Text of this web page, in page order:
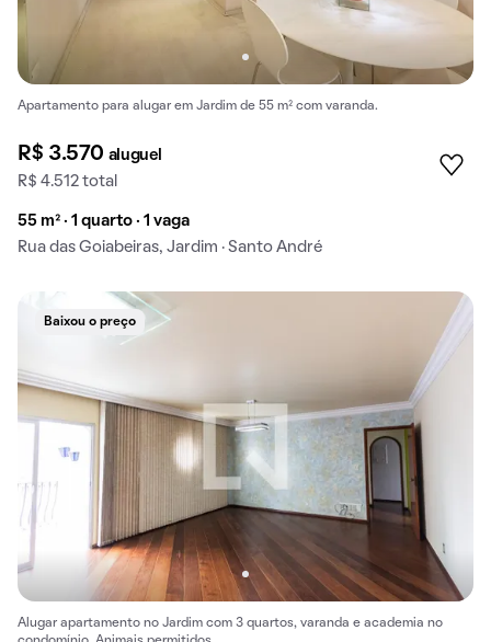
Apartamento para alugar em Jardim de 55 m² com varanda.
R$ 3.570 aluguel
R$ 4.512 total
55 m² · 1 quarto · 1 vaga
Rua das Goiabeiras, Jardim · Santo André
Baixou o preço
Alugar apartamento no Jardim com 3 quartos, varanda e academia no